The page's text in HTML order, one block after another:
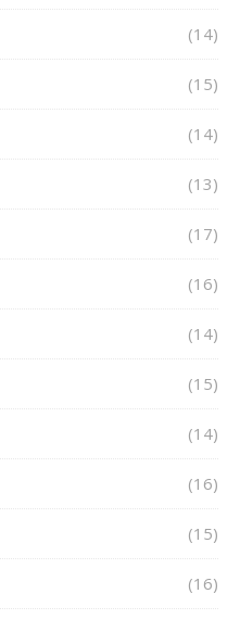
(14)
(15)
(14)
(13)
(17)
(16)
(14)
(15)
(14)
(16)
(15)
(16)